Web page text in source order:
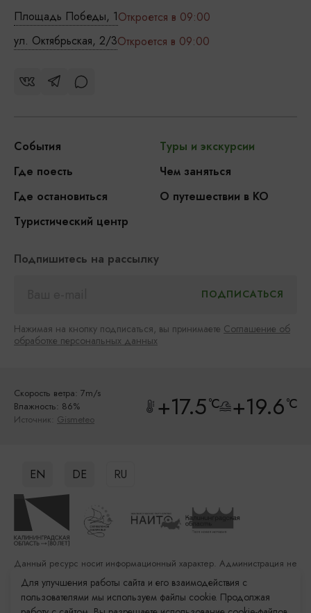
Площадь Победы, 1Откроется в 09:00
ул. Октябрьская, 2/3Откроется в 09:00
События
Туры и экскурсии
Где поесть
Чем заняться
Где остановиться
О путешествии в КО
Туристический центр
Подпишитесь на рассылку
Нажимая на кнопку подписаться, вы принимаете Соглашение об
обработке персональных данных
Скорость ветра: 7m/s
Влажность: 86%
Источник: Gismeteo +17.5°C +19.6°C
EN DE RU
Данный ресурс носит информационный характер. Администрация не
несет ответственности за качество услуг, предоставленных
сторонними организациями
Для улучшения работы сайта и его взаимодействия с
пользователями мы используем файлы cookie. Продолжая